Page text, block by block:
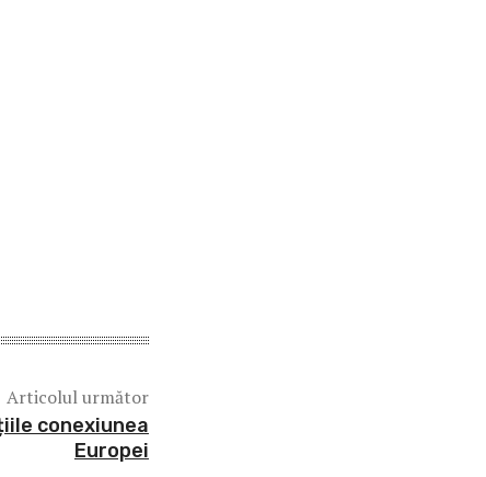
Articolul următor
conexiunea
Europei